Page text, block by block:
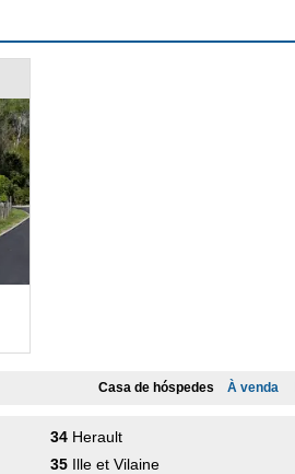
Casa de hóspedes À venda
34Herault
35Ille et Vilaine